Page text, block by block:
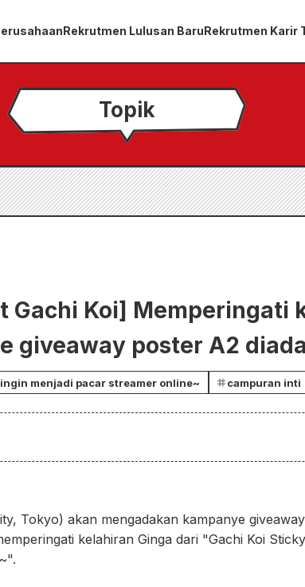
Rekrutmen Lulusan BaruRekrutmen Karir
Topik
Gachi Koi] Memperingati
giveaway poster A2
menjadi pacar streamer online~ campuran inti
Tokyo) akan mengadakan kampanye
kelahiran Ginga dari "Gachi Koi